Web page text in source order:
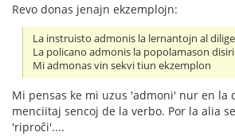
Revo donas jenajn ekzemplojn:
La instruisto admonis la lernantojn al
La policano admonis la popolamason
Mi admonas vin sekvi tiun ekzemplon
Mi pensas ke mi uzus 'admoni' nur en la
menciitaj sencoj de la verbo. Por la alia
'riproĉi'....